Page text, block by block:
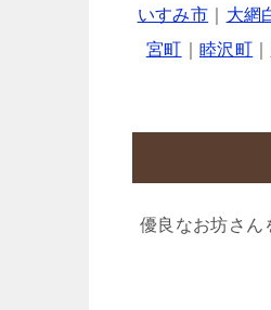
いすみ市
大網
宮町
睦沢町
優良なお坊さん